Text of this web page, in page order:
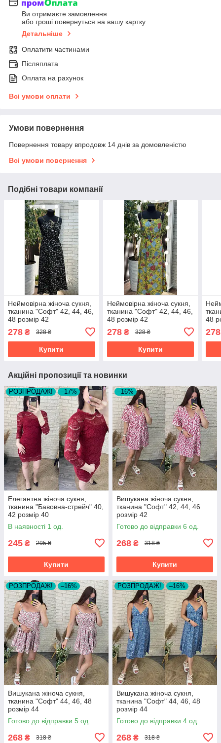
Ви отримаєте замовлення
або гроші повернуться на вашу картку
Детальніше
Оплатити частинами
Післяплата
Оплата на рахунок
Всі умови оплати
Умови повернення
Повернення товару впродовж 14 днів за домовленістю
Всі умови повернення
Подібні товари компанії
Неймовірна жіноча сукня,
тканина "Софт" 42, 44, 46,
48 розмір 42
278 ₴ 328 ₴
Купити
Неймовірна жіноча сукня,
тканина "Софт" 42, 44, 46,
48 розмір 42
278₴ 328 ₴
Купити
48
278
Акційні пропозиції та новинки
РОЗПРОДАЖ! –17%
Елегантна жіноча сукня,
тканина "Бавовна-стрейч" 40,
42 розмір 40
В наявності 1 од.
245 ₴ 295 ₴
Купити
–16%
Вишукана жіноча сукня,
тканина "Софт" 42, 44, 46
розмір 42
Готово до відправки 6 од.
268 ₴ 318 ₴
Купити
РОЗПРОДАЖ! –16%
Вишукана жіноча сукня,
тканина "Софт" 44, 46, 48
розмір 44
Готово до відправки 5 од.
268 ₴ 318 ₴
РОЗПРОДАЖ! –16%
Вишукана жіноча сукня,
тканина "Софт" 44, 46, 48
розмір 44
Готово до відправки 4 од.
268 ₴ 318 ₴